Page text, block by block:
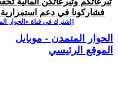
فشاركونا في دعم استمرارية
[اشترك في قناة ‫«الحوار
الحوار المتمدن - موبايل
الموقع الرئيسي